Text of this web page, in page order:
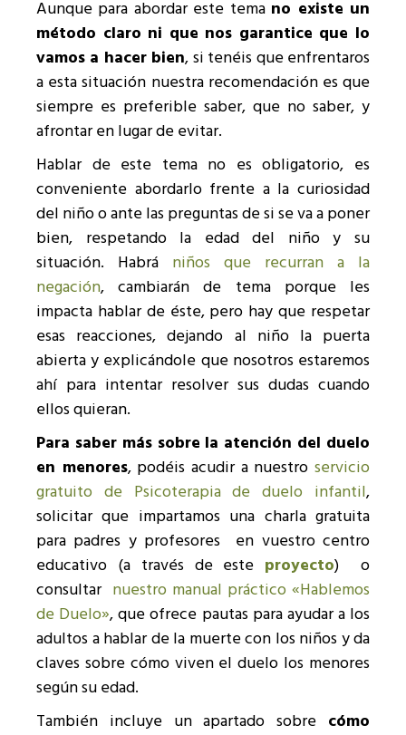
Aunque para abordar este tema no existe un
método claro ni que nos garantice que lo
vamos a hacer bien, si tenéis que enfrentaros
a esta situación nuestra recomendación es que
siempre es preferible saber, que no saber, y
afrontar en lugar de evitar.
Hablar de este tema no es obligatorio, es
conveniente abordarlo frente a la curiosidad
del niño o ante las preguntas de si se va a poner
bien, respetando la edad del niño y su
situación. Habrá niños que recurran a la
negación, cambiarán de tema porque les
impacta hablar de éste, pero hay que respetar
esas reacciones, dejando al niño la puerta
abierta y explicándole que nosotros estaremos
ahí para intentar resolver sus dudas cuando
ellos quieran.
Para saber más sobre la atención del duelo
en menores, podéis acudir a nuestroservicio
gratuito de Psicoterapia de duelo infantil,
solicitar que impartamos una charla gratuita
para padres y profesores en vuestro centro
educativo (a través de este proyecto) o
consultar nuestro manual práctico «Hablemos
de Duelo», que ofrece pautas para ayudar a los
adultos a hablar de la muerte con los niños y da
claves sobre cómo viven el duelo los menores
según su edad.
También incluye un apartado sobre cómo